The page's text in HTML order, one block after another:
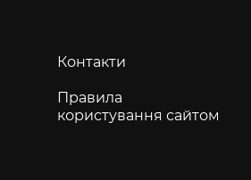
Контакти
Правила
користування сайтом